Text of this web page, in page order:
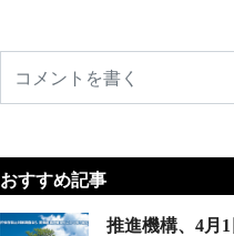
おすすめ記事
推進機構、4月